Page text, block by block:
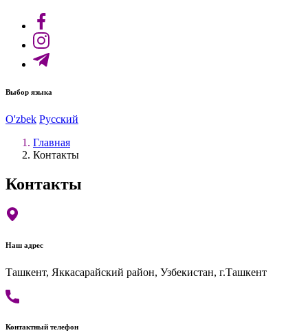
Выбор языка
O'zbek Русский
Главная
Контакты
Контакты
Наш адрес
Ташкент, Яккасарайский район, Узбекистан, г.Ташкент
Контактный телефон